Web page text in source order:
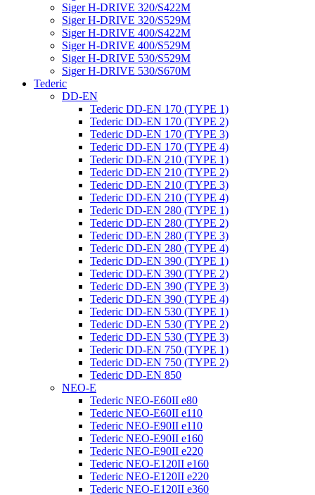
Siger H-DRIVE 320/S422M
Siger H-DRIVE 320/S529M
Siger H-DRIVE 400/S422M
Siger H-DRIVE 400/S529M
Siger H-DRIVE 530/S529M
Siger H-DRIVE 530/S670M
Tederic
DD-EN
Tederic DD-EN 170 (TYPE 1)
Tederic DD-EN 170 (TYPE 2)
Tederic DD-EN 170 (TYPE 3)
Tederic DD-EN 170 (TYPE 4)
Tederic DD-EN 210 (TYPE 1)
Tederic DD-EN 210 (TYPE 2)
Tederic DD-EN 210 (TYPE 3)
Tederic DD-EN 210 (TYPE 4)
Tederic DD-EN 280 (TYPE 1)
Tederic DD-EN 280 (TYPE 2)
Tederic DD-EN 280 (TYPE 3)
Tederic DD-EN 280 (TYPE 4)
Tederic DD-EN 390 (TYPE 1)
Tederic DD-EN 390 (TYPE 2)
Tederic DD-EN 390 (TYPE 3)
Tederic DD-EN 390 (TYPE 4)
Tederic DD-EN 530 (TYPE 1)
Tederic DD-EN 530 (TYPE 2)
Tederic DD-EN 530 (TYPE 3)
Tederic DD-EN 750 (TYPE 1)
Tederic DD-EN 750 (TYPE 2)
Tederic DD-EN 850
NEO-E
Tederic NEO-E60II e80
Tederic NEO-E60II e110
Tederic NEO-E90II e110
Tederic NEO-E90II e160
Tederic NEO-E90II e220
Tederic NEO-E120II e160
Tederic NEO-E120II e220
Tederic NEO-E120II e360